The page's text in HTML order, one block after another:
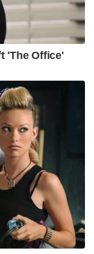
ചുറ്റിലുമുള്ളവർ
ഭയം